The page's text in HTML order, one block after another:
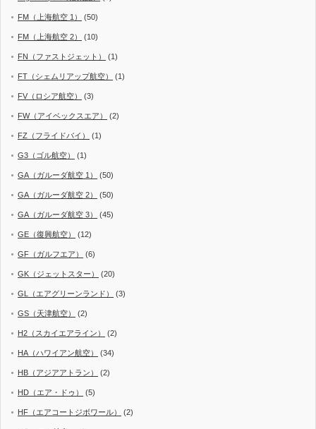
FM（上海航空 1） (50)
FM（上海航空 2） (10)
FN（ファストジェット） (1)
FT（シェムリアップ航空） (1)
FV（ロシア航空） (3)
FW（アイベックスエア） (2)
FZ（フライドバイ） (1)
G3（ゴル航空） (1)
GA（ガルーダ航空 1） (50)
GA（ガルーダ航空 2） (50)
GA（ガルーダ航空 3） (45)
GE（復興航空） (12)
GF（ガルフエア） (6)
GK（ジェットスター） (20)
GL（エアグリーンランド） (3)
GS（天津航空） (2)
H2（スカイエアライン） (2)
HA（ハワイアン航空） (34)
HB（アジアアトラン） (2)
HD（エア・ドゥ） (5)
HF（エアコートジボワール） (2)